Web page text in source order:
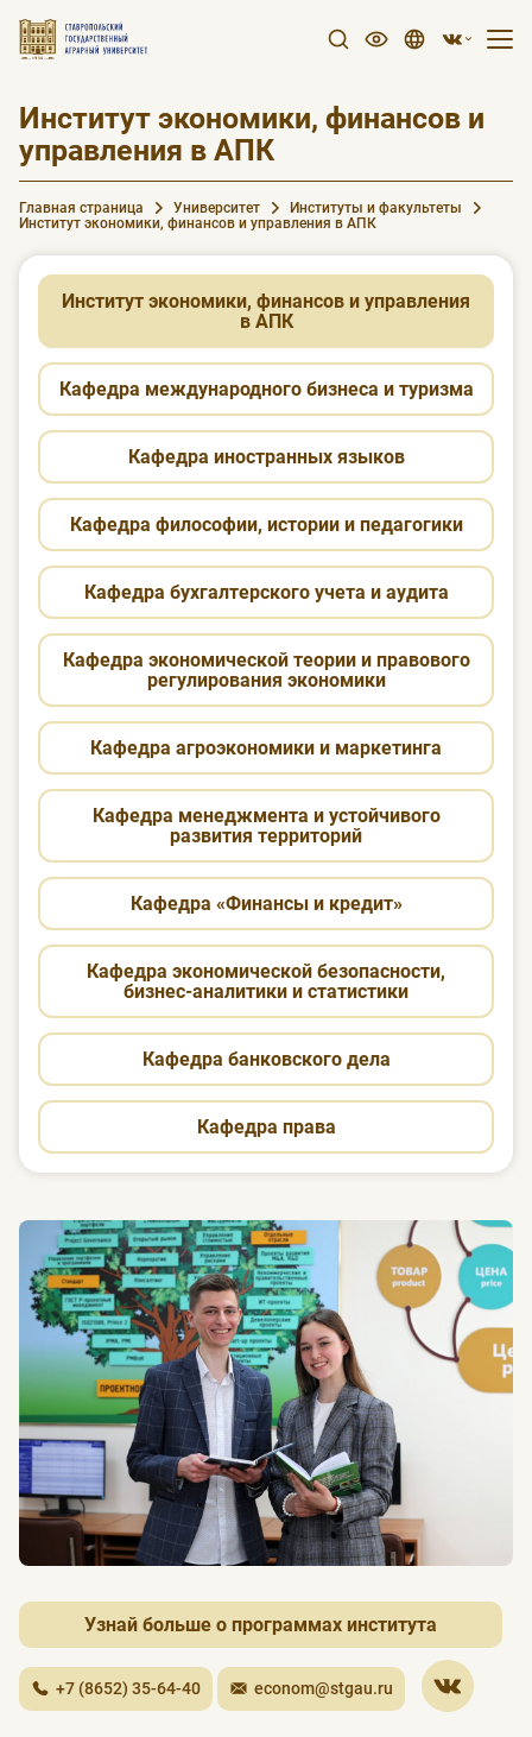
Институт экономики, финансов и
управления в АПК
Главная страница Университет
Институты и факультеты
Институт экономики, финансов и управления в АПК
Институт экономики, финансов и управления
в АПК
Кафедра международного бизнеса и туризма
Кафедра иностранных языков
Кафедра философии, истории и педагогики
Кафедра бухгалтерского учета и аудита
Кафедра экономической теории и правового
регулирования экономики
Кафедра агроэкономики и маркетинга
Кафедра менеджмента и устойчивого
развития территорий
Кафедра «Финансы и кредит»
Кафедра экономической безопасности,
бизнес-аналитики и статистики
Кафедра банковского дела
Кафедра права
Узнай больше о программах института
+7 (8652) 35-64-40 econom@stgau.ru